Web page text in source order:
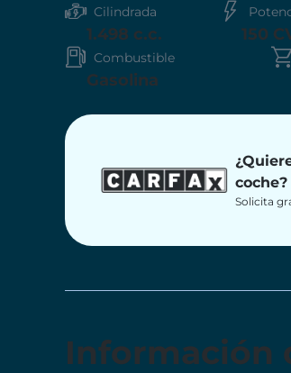
Cilindrada
1.498 c.c. 150
Combustible
Gasolina
coche?
Solicita
Información